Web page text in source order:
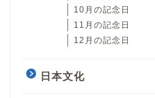
10月の記念日
11月の記念日
12月の記念日
日本文化